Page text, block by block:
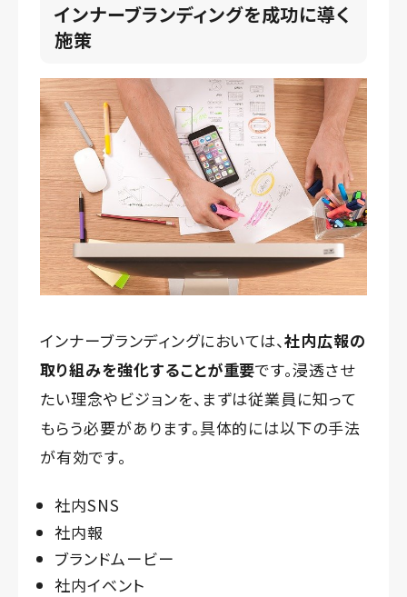
インナーブランディングを成功に導く
施策
インナーブランディングにおいては、社内広報の
取り組みを強化することが重要です。浸透させ
たい理念やビジョンを、まずは従業員に知って
もらう必要があります。具体的には以下の手法
が有効です。
社内SNS
社内報
ブランドムービー
社内イベント